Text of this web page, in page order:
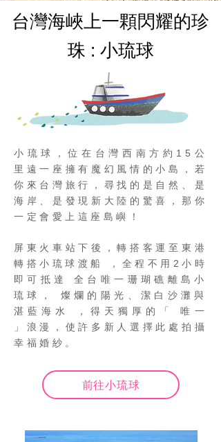
台灣海峽上一顆閃耀的珍
珠 : 小琉球
小琉球，位在台灣西南方約15公
里遠一座擁有魔幻風情的小島，若
你來台灣旅行，尋找的是自然、是
海岸、是發現新大陸的驚喜，那你
一定會愛上這座島嶼！​
屏東火車站下後，轉搭客運至東港
轉搭小琉球渡船 ，全程不用2小時
即可抵達 全台唯一珊瑚礁離島小
琉球， 燦爛的陽光、潔白沙灘與
湛藍海水 ，得天獨厚的「 唯一
」浪漫，使許多新人選擇此處拍攝
幸福婚紗。
前往小琉球